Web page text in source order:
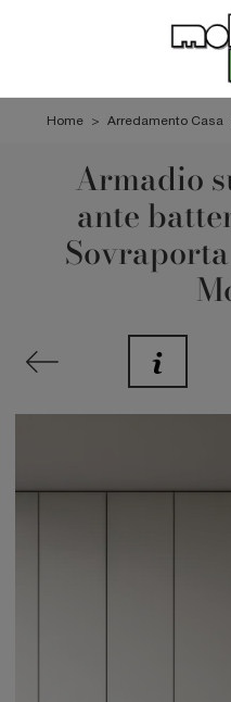
Home > Arredamento Casa
Armadio
ante